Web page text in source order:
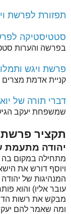
תפזורת לפרשת
סטטיסטיקה
בפרשה והערות
פרשת ויגש
קניית אדמת מצרים
דברי תורה של
שמשפחת יעקב
תקציר פרשת
יהודה מתעמת
מתחילה במקום בה
ויוסף דורש את
המנהיגות של
עובר אליו) והוא
מבקש את רשות
ומה שאמר להם